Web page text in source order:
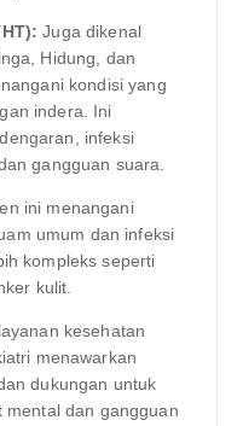
Juga dikenal
Hidung, dan
kondisi yang
indera. Ini
infeksi
gangguan suara.
ini menangani
umum dan infeksi
kompleks seperti
kulit.
kesehatan
menawarkan
dukungan untuk
mental dan gangguan